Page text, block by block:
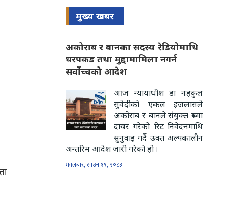
मुख्य खबर
अकोराब र बानका सदस्य रेडियोमाथि
धरपकड तथा मुद्दामामिला नगर्न
सर्वोच्चको आदेश
आज न्यायाधीश डा नहकुल
सुवेदीको एकल इजलासले
अकोराब र बानले संयुक्त रूपमा
दायर गरेको रिट निवेदनमाथि
सुनुवाइ गर्दै उक्त अल्पकालीन
अन्तरिम आदेश जारी गरेको हो।
मंगलबार, साउन १९, २०८३